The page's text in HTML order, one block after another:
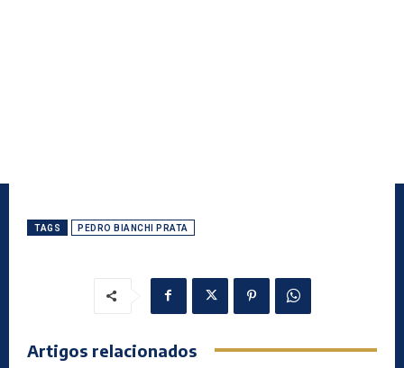
TAGS PEDRO BIANCHI PRATA
Artigos relacionados